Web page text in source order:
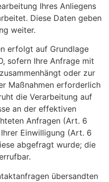
Ihres Anliegens
Diese Daten geben
weiter.
erfolgt auf Grundlage
sofern Ihre Anfrage mit
oder zur
Maßnahmen erforderlich
die Verarbeitung auf
an der effektiven
Anfragen (Art. 6
Einwilligung (Art. 6
abgefragt wurde; die
übersandten